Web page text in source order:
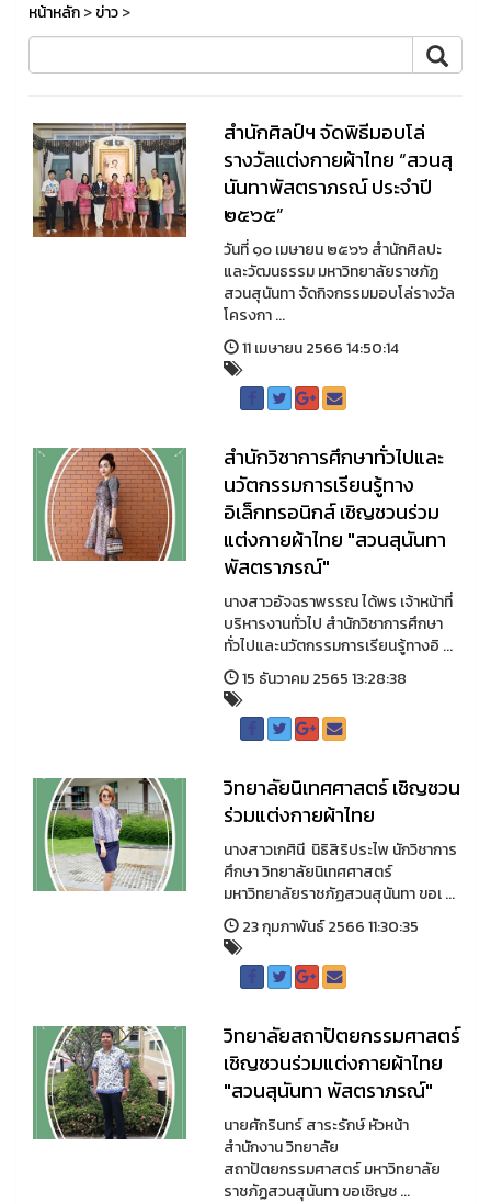
หน้าหลัก>ข่าว>
สำนักศิลป์ฯ จัดพิธีมอบโล่
รางวัลแต่งกายผ้าไทย “สวนสุ
นันทาพัสตราภรณ์ ประจำปี
๒๕๖๕”
วันที่ ๑๐ เมษายน ๒๕๖๖ สำนักศิลปะ
และวัฒนธรรม มหาวิทยาลัยราชภัฏ
สวนสุนันทา จัดกิจกรรมมอบโล่รางวัล
โครงกา ...
11 เมษายน 2566 14:50:14
สำนักวิชาการศึกษาทั่วไปและ
นวัตกรรมการเรียนรู้ทาง
อิเล็กทรอนิกส์ เชิญชวนร่วม
แต่งกายผ้าไทย "สวนสุนันทา
พัสตราภรณ์"
นางสาวอัจฉราพรรณ ได้พร เจ้าหน้าที่
บริหารงานทั่วไป สำนักวิชาการศึกษา
ทั่วไปและนวัตกรรมการเรียนรู้ทางอิ ...
15 ธันวาคม 2565 13:28:38
วิทยาลัยนิเทศศาสตร์ เชิญชวน
ร่วมแต่งกายผ้าไทย
นางสาวเกศินี นิธิสิริประไพ นักวิชาการ
ศึกษา วิทยาลัยนิเทศศาสตร์
มหาวิทยาลัยราชภัฏสวนสุนันทา ขอเ ...
23 กุมภาพันธ์ 2566 11:30:35
วิทยาลัยสถาปัตยกรรมศาสตร์
เชิญชวนร่วมแต่งกายผ้าไทย
"สวนสุนันทา พัสตราภรณ์"
นายศักรินทร์ สาระรักษ์ หัวหน้า
สำนักงาน วิทยาลัย
สถาปัตยกรรมศาสตร์ มหาวิทยาลัย
ราชภัฏสวนสุนันทา ขอเชิญช ...